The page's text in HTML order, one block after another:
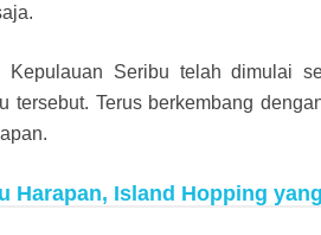
Kepulauan Seribu telah dimulai
tersebut. Terus berkembang
Harapan, Island Hopping